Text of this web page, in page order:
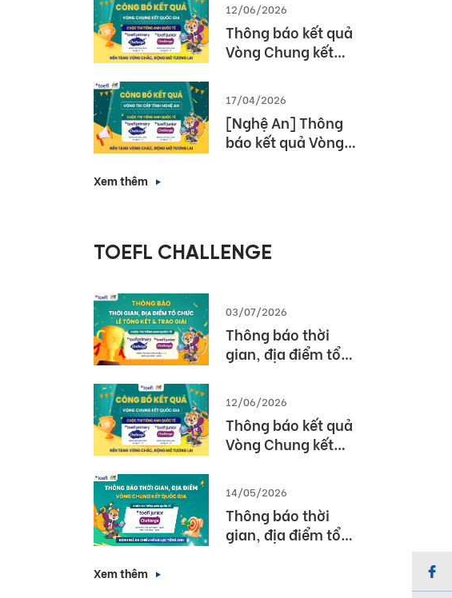
TOEFL Challenge
năm học 2025 –
2026
12/06/2026
Thông báo kết quả
Vòng Chung kết
năm học 2025 –
2026
17/04/2026
[Nghệ An] Thông
báo kết quả Vòng
Xem thêm
TOEFL CHALLENGE
03/07/2026
Thông báo thời
gian, địa điểm tổ
TOEFL Challenge
năm học 2025 –
2026
12/06/2026
Thông báo kết quả
Vòng Chung kết
năm học 2025 –
2026
14/05/2026
Thông báo thời
gian, địa điểm tổ
Xem thêm